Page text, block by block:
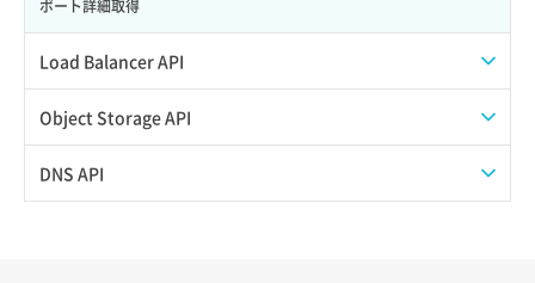
サーバー操作（起動/停止/再起動/強制停止）
サーバー設定切替
ポート詳細取得
Load Balancer API
プール一覧取得
プール作成
Object Storage API
Web公開
DNS API